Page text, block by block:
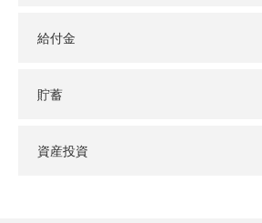
給付金
貯蓄
資産投資